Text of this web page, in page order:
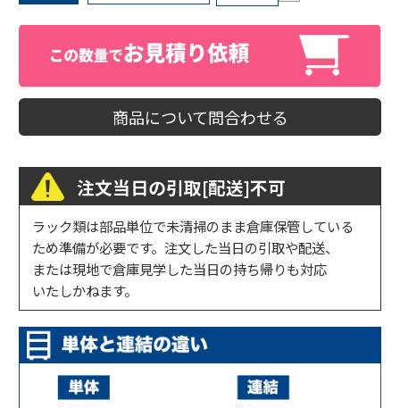
商品について問合わせる
注文当日の引取[配送]不可
ラック類は部品単位で未清掃のまま倉庫保管している
ため準備が必要です。注文した当日の引取や配送、
または現地で倉庫見学した当日の持ち帰りも対応
いたしかねます。